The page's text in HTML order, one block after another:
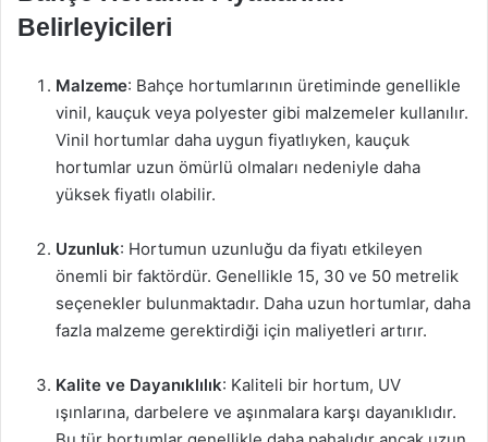
Belirleyicileri
Malzeme: Bahçe hortumlarının üretiminde genellikle
vinil, kauçuk veya polyester gibi malzemeler kullanılır.
Vinil hortumlar daha uygun fiyatlıyken, kauçuk
hortumlar uzun ömürlü olmaları nedeniyle daha
yüksek fiyatlı olabilir.
Uzunluk: Hortumun uzunluğu da fiyatı etkileyen
önemli bir faktördür. Genellikle 15, 30 ve 50 metrelik
seçenekler bulunmaktadır. Daha uzun hortumlar, daha
fazla malzeme gerektirdiği için maliyetleri artırır.
Kalite ve Dayanıklılık: Kaliteli bir hortum, UV
ışınlarına, darbelere ve aşınmalara karşı dayanıklıdır.